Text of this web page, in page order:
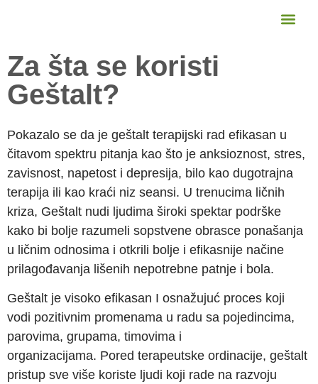
Za šta se koristi
Geštalt?
Pokazalo se da je geštalt terapijski rad efikasan u
čitavom spektru pitanja kao što je anksioznost, stres,
zavisnost, napetost i depresija, bilo kao dugotrajna
terapija ili kao kraći niz seansi. U trenucima ličnih
kriza, Geštalt nudi ljudima široki spektar podrške
kako bi bolje razumeli sopstvene obrasce ponašanja
u ličnim odnosima i otkrili bolje i efikasnije načine
prilagođavanja lišenih nepotrebne patnje i bola.
Geštalt je visoko efikasan I osnažujuć proces koji
vodi pozitivnim promenama u radu sa pojedincima,
parovima, grupama, timovima i
organizacijama. Pored terapeutske ordinacije, geštalt
pristup sve više koriste ljudi koji rade na razvoju